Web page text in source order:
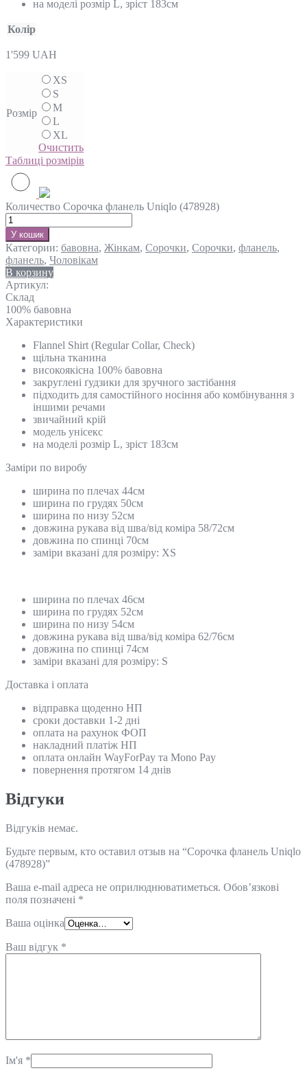
на моделі розмір L, зріст 183см
Колір
1'599 UAH
Розмір
XS
S
M
L
XL
Очистить
Таблиці розмірів
Количество Сорочка фланель Uniqlo (478928)
У кошик
Категории: бавовна, Жінкам, Сорочки, Сорочки, фланель,
фланель, Чоловікам
В корзину
Артикул:
Склад
100% бавовна
Характеристики
Flannel Shirt (Regular Collar, Check)
щільна тканина
високоякісна 100% бавовна
закруглені ґудзики для зручного застібання
підходить для самостійного носіння або комбінування з
іншими речами
звичайний крій
модель унісекс
на моделі розмір L, зріст 183см
Замiри по виробу
ширина по плечах 44см
ширина по грудях 50см
ширина по низу 52см
довжина рукава від шва/від коміра 58/72см
довжина по спинці 70см
заміри вказані для розміру: ХS
ширина по плечах 46см
ширина по грудях 52см
ширина по низу 54см
довжина рукава від шва/від коміра 62/76см
довжина по спинці 74см
заміри вказані для розміру: S
Доставка і оплата
відправка щоденно НП
сроки доставки 1-2 дні
оплата на рахунок ФОП
накладний платіж НП
оплата онлайн WayForPay та Mono Pay
повернення протягом 14 днів
Відгуки
Відгуків немає.
Будьте первым, кто оставил отзыв на “Сорочка фланель Uniqlo
(478928)”
Ваша e-mail адреса не оприлюднюватиметься. Обов’язкові
поля позначені *
Ваша оцінка
Ваш відгук *
Ім'я *